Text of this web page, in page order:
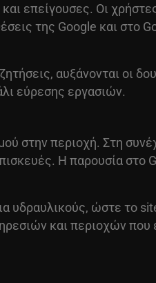
και επείγουσες. Οι
της Google και στο
αυξάνονται οι
εύρεσης εργασιών.
στην περιοχή. Στη
Η παρουσία στο
υδραυλικούς, ώστε το
και περιοχών